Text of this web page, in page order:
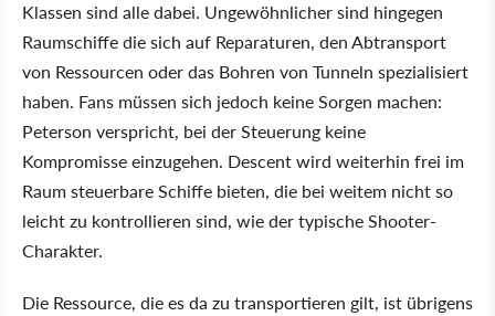
Klassen sind alle dabei. Ungewöhnlicher sind hingegen
Raumschiffe die sich auf Reparaturen, den Abtransport
von Ressourcen oder das Bohren von Tunneln spezialisiert
haben. Fans müssen sich jedoch keine Sorgen machen:
Peterson verspricht, bei der Steuerung keine
Kompromisse einzugehen. Descent wird weiterhin frei im
Raum steuerbare Schiffe bieten, die bei weitem nicht so
leicht zu kontrollieren sind, wie der typische Shooter-
Charakter.
Die Ressource, die es da zu transportieren gilt, ist übrigens